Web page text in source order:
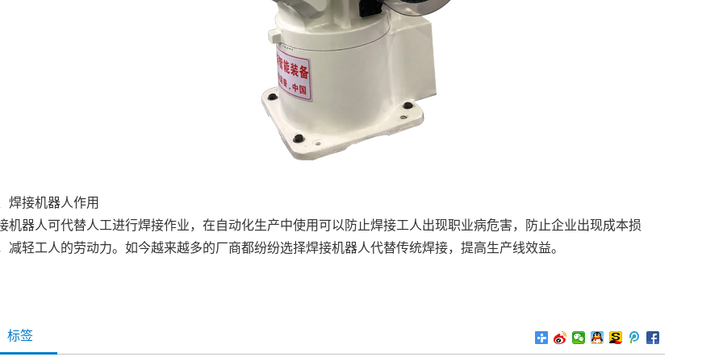
焊接机器人作用
机器人可代替人工进行焊接作业，在自动化生产中使用可以防止焊接工人出现职业病危害，防止企业出现成本损
减轻工人的劳动力。如今越来越多的厂商都纷纷选择焊接机器人代替传统焊接，提高生产线效益。
标签